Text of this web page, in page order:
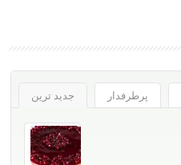
جدید ترین پرطرفدار